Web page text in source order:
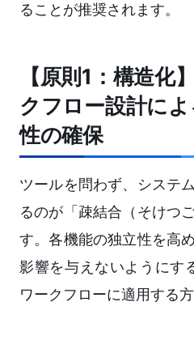
ることが推奨されます。
【原則1：構造化
クフロー設計に
性の確保
ツールを問わず、システ
るのが「疎結合（そけつ
す。各機能の独立性を高
影響を与えないようにす
ワークフローに適用する